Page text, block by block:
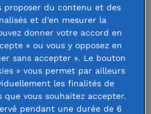
il y a deux
Une
sens à l’issue d’une
bien remplie.
proposer du contenu et des
et d’en mesurer la
donner votre accord en
» ou vous y opposez en
sans accepter ». Le bouton
» vous permet par ailleurs
les finalités de
vous souhaitez accepter.
pendant une durée de 6